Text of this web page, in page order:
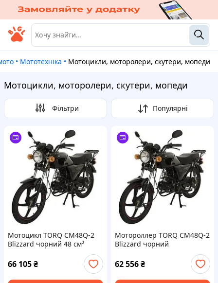
• Мототехніка • Мотоцикли, моторолери, скутери, мопеди
Мотоцикли, моторолери, скутери, мопеди
Фільтри Популярні
Мотоцикл TORQ CM48Q-2
Blizzard чорний 48 см³
66 105₴
Мотороллер TORQ CM48Q-2
Blizzard чорний
62 556₴